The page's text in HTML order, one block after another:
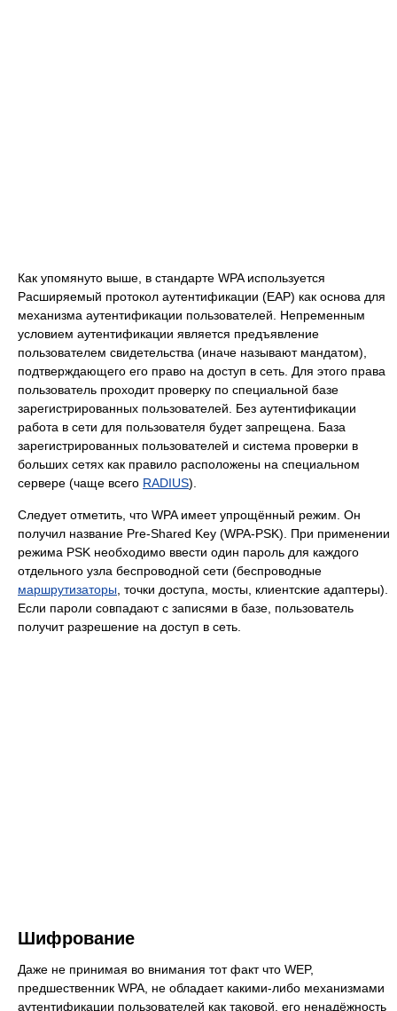
Как упомянуто выше, в стандарте WPA используется
Расширяемый протокол аутентификации (EAP) как основа для
механизма аутентификации пользователей. Непременным
условием аутентификации является предъявление
пользователем свидетельства (иначе называют мандатом),
подтверждающего его право на доступ в сеть. Для этого права
пользователь проходит проверку по специальной базе
зарегистрированных пользователей. Без аутентификации
работа в сети для пользователя будет запрещена. База
зарегистрированных пользователей и система проверки в
больших сетях как правило расположены на специальном
сервере (чаще всего RADIUS).
Cледует отметить, что WPA имеет упрощённый режим. Он
получил название Pre-Shared Key (WPA-PSK). При применении
режима PSK необходимо ввести один пароль для каждого
отдельного узла беспроводной сети (беспроводные
маршрутизаторы , точки доступа, мосты, клиентские адаптеры).
Если пароли совпадают с записями в базе, пользователь
получит разрешение на доступ в сеть.
Шифрование
Даже не принимая во внимания тот факт что WEP,
предшественник WPA, не обладает какими-либо механизмами
аутентификации пользователей как таковой, его ненадёжность